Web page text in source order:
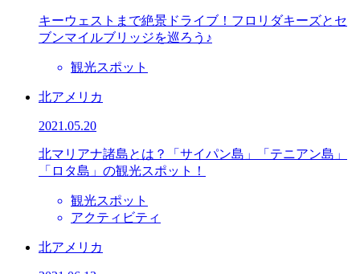
キーウェストまで絶景ドライブ！フロリダキーズとセ
ブンマイルブリッジを巡ろう♪
観光スポット
北アメリカ
2021.05.20
北マリアナ諸島とは？「サイパン島」「テニアン島」
「ロタ島」の観光スポット！
観光スポット
アクティビティ
北アメリカ